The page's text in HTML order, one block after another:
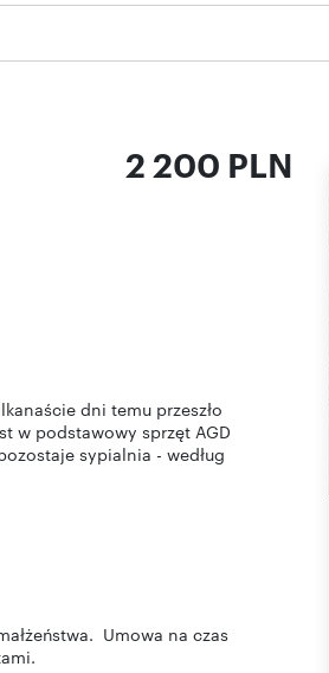
2 200 PLN
dni temu przeszło
w podstawowy sprzęt AGD
sypialnia - według
Umowa na czas